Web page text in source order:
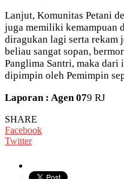
Lanjut, Komunitas Petani
juga memiliki kemampuan
diragukan lagi serta rekam
beliau sangat sopan,
Panglima Santri, maka dari
dipimpin oleh Pemimpin
Laporan : Agen 079 RJ
SHARE
Facebook
Twitter